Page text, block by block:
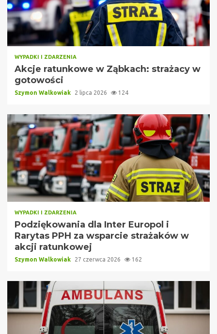
WYPADKI I ZDARZENIA
Akcje ratunkowe w Ząbkach: strażacy w
gotowości
Szymon Walkowiak 2 lipca 2026 124
WYPADKI I ZDARZENIA
Podziękowania dla Inter Europol i
Rarytas PPH za wsparcie strażaków w
akcji ratunkowej
Szymon Walkowiak 27 czerwca 2026 162